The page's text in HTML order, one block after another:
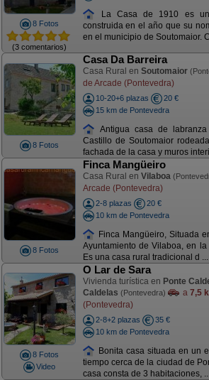
8 Fotos
(3 comentarios)
La Casa de 1910 es
construida en el año que su
en el municipio de Soutomaior.
8 Fotos
Casa Da Barreira
Casa Rural en Soutomaior
de Arcade (Pontevedra)
10-20+6 plazas
20 €
15 km de Pontevedra
Antigua casa de
Castillo de Soutomaior
fachada de la casa y muros
8 Fotos
Finca Mangüeiro
Casa Rural en Vilaboa
Arcade (Pontevedra)
2-8 plazas
20 €
10 km de Pontevedra
Finca Mangüeiro, Situada
Ayuntamiento de Vilaboa, en
Es una casa rural tradicional d ...
8 Fotos
Video
O Lar de Sara
Vivienda turística en Ponte
Caldelas (Pontevedra) a 7,5
(Pontevedra)
2-8+2 plazas
35 €
10 km de Pontevedra
Bonita casa situada en un
tiempo cerca de la ciudad de
casa consta de 3 habitaciones,